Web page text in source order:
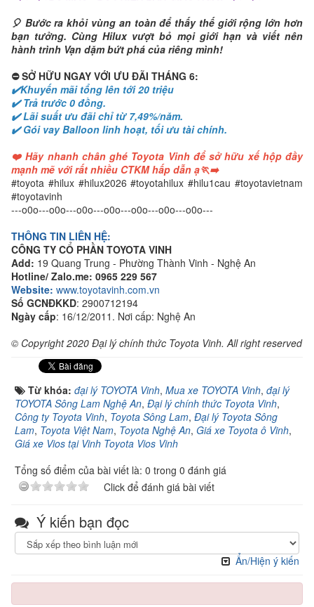
🎈 Bước ra khỏi vùng an toàn để thấy thế giới rộng lớn hơn
bạn tưởng. Cùng Hilux vượt bỏ mọi giới hạn và viết nên
hành trình Vạn dặm bứt phá của riêng mình!
⛔️ SỞ HỮU NGAY VỚI ƯU ĐÃI THÁNG 6:
✔️Khuyến mãi tổng lên tới 20 triệu
✔️ Trả trước 0 đồng.
✔️ Lãi suất ưu đãi chỉ từ 7,49%/năm.
✔️ Gói vay Balloon linh hoạt, tối ưu tài chính.
❤️ Hãy nhanh chân ghé Toyota Vinh để sở hữu xế hộp đầy
mạnh mẽ với rất nhiều CTKM hấp dẫn ạ🏃‍➡️
#toyota #hilux #hilux2026 #toyotahilux #hilu1cau #toyotavietnam
#toyotavinh
---​​​​​​​o0o--​​​​​​​-​​​​​​​o0o--​​​​​​​-​​​​​​​o0o--​​​​​​​-​​​​​​​o0o--​​​​​​​-​​​​​​​o0o--​​​​​​​-​​​​​​​o0o--​​​​​​​-​​​​​​​o0o--​​​​​​​-​​​
THÔNG TIN LIÊN HỆ:
CÔNG TY CỔ PHẦN TOYOTA VINH
Add: 19 Quang Trung - Phường Thành Vinh - Nghệ An
Hotline/ Zalo.me: 0965 229 567
Website: www.toyotavinh.com.vn
Số GCNĐKKD: 2900712194
Ngày cấp: 16/12/2011. Nơi cấp: Nghệ An
© Copyright 2020 Đại lý chính thức Toyota Vinh. All right reserved
Từ khóa: đại lý TOYOTA Vinh, Mua xe TOYOTA Vinh, đại lý
TOYOTA Sông Lam Nghệ An, Đại lý chính thức Toyota Vinh,
Công ty Toyota Vinh, Toyota Sông Lam, Đại lý Toyota Sông
Lam, Toyota Việt Nam, Toyota Nghệ An, Giá xe Toyota ô Vinh,
Giá xe Vios tại Vinh Toyota Vios Vinh
Tổng số điểm của bài viết là: 0 trong 0 đánh giá
Click để đánh giá bài viết
Ý kiến bạn đọc
Ẩn/Hiện ý kiến